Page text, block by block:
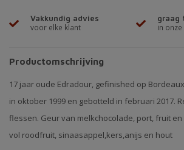
Vakkundig advies
voor elke klant
graag
in onze
Productomschrijving
17 jaar oude Edradour, gefinished op
in oktober 1999 en gebotteld in februari 2017.
flessen. Geur van melkchocolade, port, fruit
vol roodfruit, sinaasappel,kers,anijs en hout